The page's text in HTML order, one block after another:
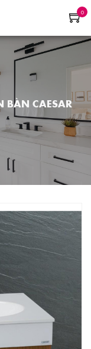
0
BÀN CAESAR